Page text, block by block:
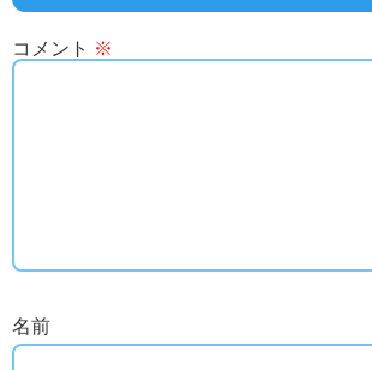
コメント ※
名前